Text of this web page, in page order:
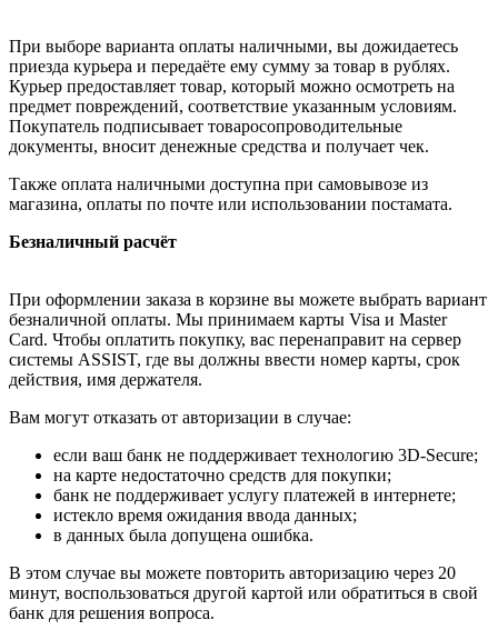
При выборе варианта оплаты наличными, вы дожидаетесь
приезда курьера и передаёте ему сумму за товар в рублях.
Курьер предоставляет товар, который можно осмотреть на
предмет повреждений, соответствие указанным условиям.
Покупатель подписывает товаросопроводительные
документы, вносит денежные средства и получает чек.
Также оплата наличными доступна при самовывозе из
магазина, оплаты по почте или использовании постамата.
Безналичный расчёт
При оформлении заказа в корзине вы можете выбрать вариант
безналичной оплаты. Мы принимаем карты Visa и Master
Card. Чтобы оплатить покупку, вас перенаправит на сервер
системы ASSIST, где вы должны ввести номер карты, срок
действия, имя держателя.
Вам могут отказать от авторизации в случае:
если ваш банк не поддерживает технологию 3D-Secure;
на карте недостаточно средств для покупки;
банк не поддерживает услугу платежей в интернете;
истекло время ожидания ввода данных;
в данных была допущена ошибка.
В этом случае вы можете повторить авторизацию через 20
минут, воспользоваться другой картой или обратиться в свой
банк для решения вопроса.